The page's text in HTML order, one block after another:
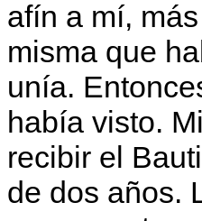
afín a mí,
misma que
unía.
había visto.
recibir el
de dos años.